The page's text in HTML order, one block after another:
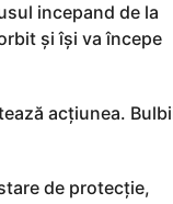
incepand de la
și își va începe
acțiunea.
de protecție,